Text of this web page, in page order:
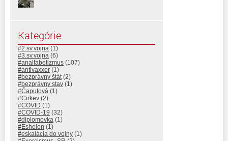
Kategórie
#2.sv.vojna (1)
#3.sv.vojna (6)
#analfabetizmus (107)
#antivaxxer (1)
#bezprávny štát(2)
#bezprávny stav (1)
#Čaputová (1)
#Cirkev (2)
#COVID (1)
#COVID-19 (32)
#diplomovka (1)
#Eshelon (1)
#eskalácia do vojny (1)